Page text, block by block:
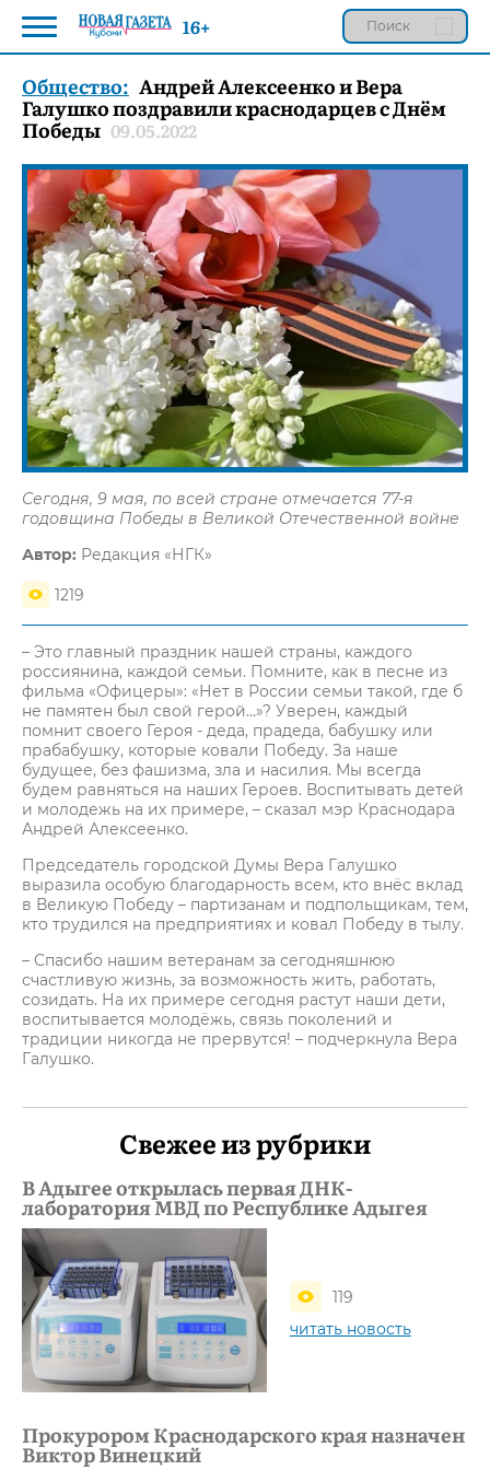
Общество: Андрей Алексеенко и Вера
Галушко поздравили краснодарцев с Днём
Победы 09.05.2022
Сегодня, 9 мая, по всей стране отмечается 77-я
годовщина Победы в Великой Отечественной войне
Автор: Редакция «НГК»
1219
– Это главный праздник нашей страны, каждого
россиянина, каждой семьи. Помните, как в песне из
фильма «Офицеры»: «Нет в России семьи такой, где б
не памятен был свой герой…»? Уверен, каждый
помнит своего Героя - деда, прадеда, бабушку или
прабабушку, которые ковали Победу. За наше
будущее, без фашизма, зла и насилия. Мы всегда
будем равняться на наших Героев. Воспитывать детей
и молодежь на их примере, – сказал мэр Краснодара
Андрей Алексеенко.
Председатель городской Думы Вера Галушко
выразила особую благодарность всем, кто внёс вклад
в Великую Победу – партизанам и подпольщикам, тем,
кто трудился на предприятиях и ковал Победу в тылу.
– Спасибо нашим ветеранам за сегодняшнюю
счастливую жизнь, за возможность жить, работать,
созидать. На их примере сегодня растут наши дети,
воспитывается молодёжь, связь поколений и
традиции никогда не прервутся! – подчеркнула Вера
Галушко.
Свежее из рубрики
В Адыгее открылась первая ДНК-
лаборатория МВД по Республике Адыгея
119
читать новость
Прокурором Краснодарского края назначен
Виктор Винецкий
16+